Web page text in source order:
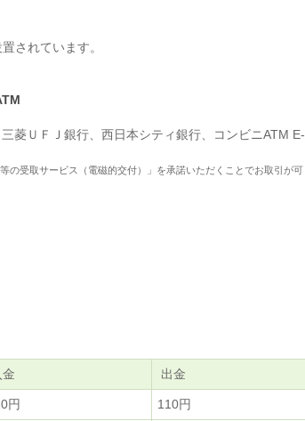
されています。
菱ＵＦＪ銀行、西日本シティ銀行、コンビニATM E-
の受取サービス（電磁的交付）」を承諾いただくことでお取引が可
金 出金
円 110円